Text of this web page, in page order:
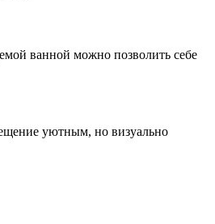
ванной можно позволить себе
уютным, но визуально